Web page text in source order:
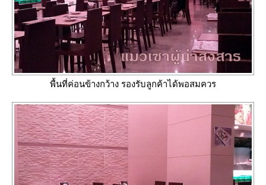
พื้นที่ค่อนข้างกว้าง รองรับลูกค้าได้พอสมควร